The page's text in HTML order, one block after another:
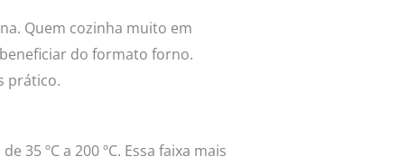
Quem cozinha muito em
do formato forno.
prático.
35 ºC a 200 ºC. Essa faixa mais